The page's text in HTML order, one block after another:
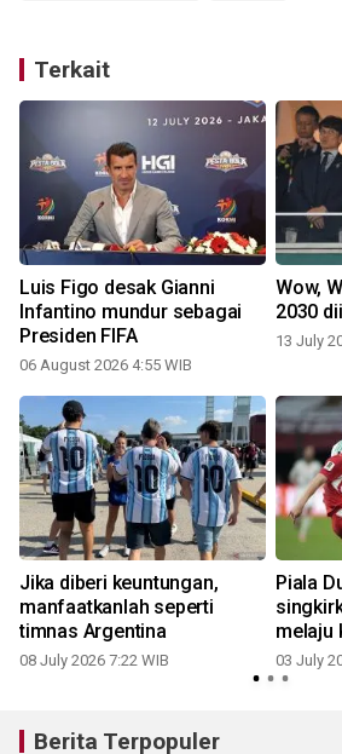
Terkait
Luis Figo desak Gianni
Infantino mundur sebagai
Presiden FIFA
06 August 2026 4:55 WIB
Wow,
2030
13 July
Jika diberi keuntungan,
manfaatkanlah seperti
timnas Argentina
08 July 2026 7:22 WIB
Piala
melaju
03 July
Berita Terpopuler